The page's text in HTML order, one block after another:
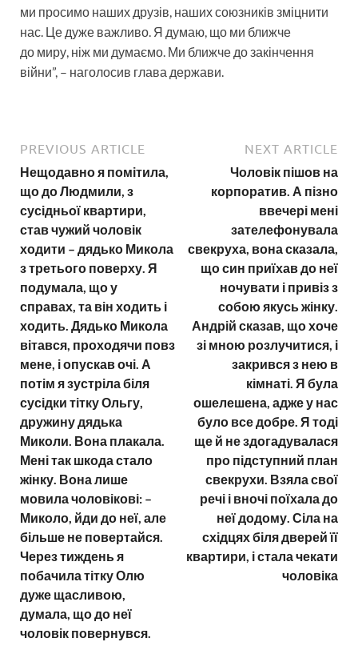
ми просимо наших друзів, наших союзників зміцнити
нас. Це дуже важливо. Я думаю, що ми ближче
до миру, ніж ми думаємо. Ми ближче до закінчення
війни”, – наголосив глава держави.
PREVIOUS ARTICLE
Нещодавно я помітила,
що до Людмили, з
сусідньої квартири,
став чужий чоловік
ходити – дядько Микола
з третього поверху. Я
подумала, що у
справах, та він ходить і
ходить. Дядько Микола
вітався, проходячи повз
мене, і опускав очі. А
потім я зустріла біля
сусідки тітку Ольгу,
дружину дядька
Миколи. Вона плакала.
Мені так шкода стало
жінку. Вона лише
мовила чоловікові: –
Миколо, йди до неї, але
більше не повертайся.
Через тиждень я
побачила тітку Олю
дуже щасливою,
думала, що до неї
чоловік повернувся.
NEXT ARTICLE
Чоловік пішов на
корпоратив. А пізно
ввечері мені
зателефонувала
свекруха, вона сказала,
що син приїхав до неї
ночувати і привіз з
собою якусь жінку.
Андрій сказав, що хоче
зі мною розлучитися, і
закрився з нею в
кімнаті. Я була
ошелешена, адже у нас
було все добре. Я тоді
ще й не здогадувалася
про підступний план
свекрухи. Взяла свої
речі і вночі поїхала до
неї додому. Сіла на
східцях біля дверей її
квартири, і стала чекати
чоловіка